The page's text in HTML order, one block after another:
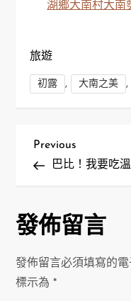
湖鄉大南村大南
旅遊
初露 , 大南之美 ,
文
導
覽
Previous
Post
Previous
巴比！我要吃
發佈留言
發佈留言必須填寫的
標示為*